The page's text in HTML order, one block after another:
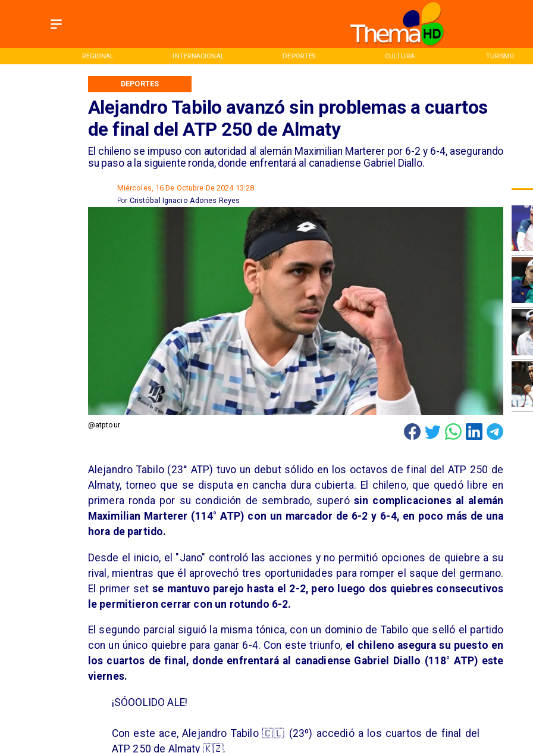
INTERNACIONAL DEPORTES CULTURA TURISMO INICIO
Alejandro Tabilo avanzó sin problemas a cuartos
de final del ATP 250 de Almaty
​El chileno se impuso con autoridad al alemán Maximilian Marterer por 6-2 y 6-4, asegurando
su paso a la siguiente ronda, donde enfrentará al canadiense Gabriel Diallo.
DEPORTES
Miércoles, 16 De Octubre De 2024 13:28
Cristóbal Ignacio Adones Reyes
Por
@atptour
Alejandro Tabilo (23° ATP) tuvo un debut sólido en los octavos de final del ATP 250 de
Almaty, torneo que se disputa en cancha dura cubierta. El chileno, que quedó libre en
primera ronda por su condición de sembrado, superó sin complicaciones al alemán
Maximilian Marterer (114° ATP) con un marcador de 6-2 y 6-4, en poco más de una
hora de partido.
Desde el inicio, el "Jano" controló las acciones y no permitió opciones de quiebre a su
rival, mientras que él aprovechó tres oportunidades para romper el saque del germano.
El primer set se mantuvo parejo hasta el 2-2, pero luego dos quiebres consecutivos
le permitieron cerrar con un rotundo 6-2.
El segundo parcial siguió la misma tónica, con un dominio de Tabilo que selló el partido
con un único quiebre para ganar 6-4. Con este triunfo, el chileno asegura su puesto en
los cuartos de final, donde enfrentará al canadiense Gabriel Diallo (118° ATP) este
viernes.
¡SÓOOLIDO ALE!
Con este ace, Alejandro Tabilo 🇨🇱 (23º) accedió a los cuartos de final del
ATP 250 de Almaty 🇰🇿.